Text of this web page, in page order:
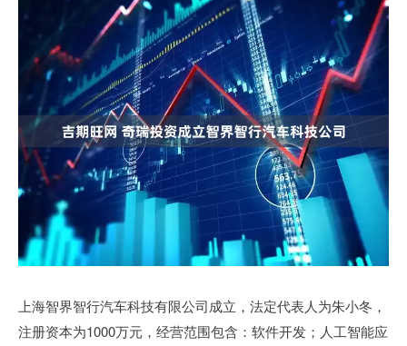
上海智界智行汽车科技有限公司成立，法定代表人为朱小冬，
注册资本为1000万元，经营范围包含：软件开发；人工智能应